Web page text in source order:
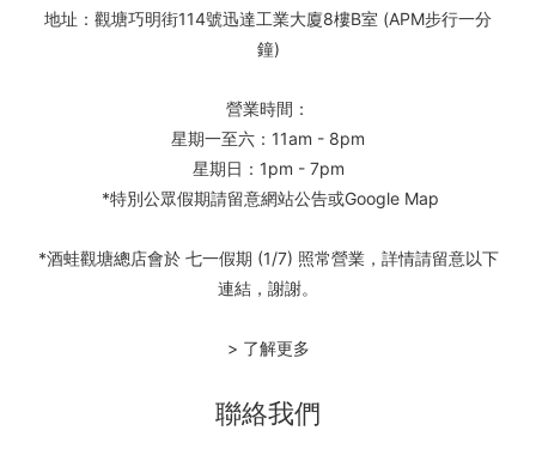
地址：觀塘巧明街114號迅達工業大廈8樓B室 (APM步行一分
鐘)
營業時間：
星期一至六：11am - 8pm
星期日：1pm - 7pm
*特別公眾假期請留意網站公告或Google Map
*酒蛙觀塘總店會於 七一假期 (1/7) 照常營業，詳情請留意以下
連結，謝謝。
> 了解更多
聯絡我們